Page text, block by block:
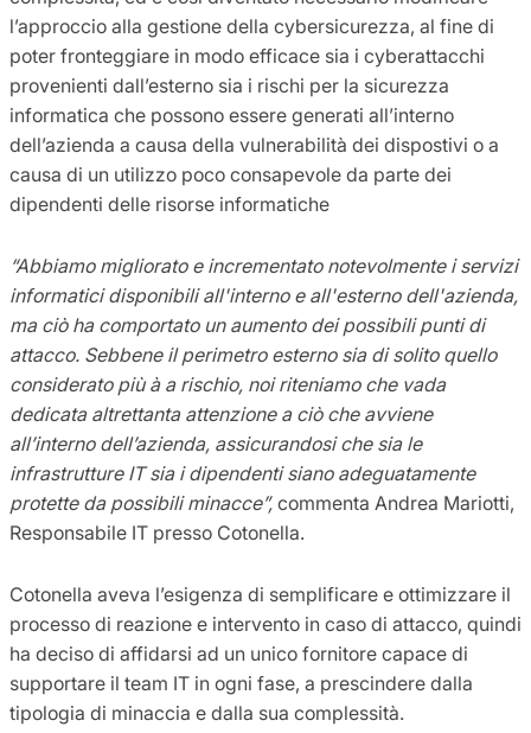
l’approccio alla gestione della cybersicurezza, al fine di
poter fronteggiare in modo efficace sia i cyberattacchi
provenienti dall’esterno sia i rischi per la sicurezza
informatica che possono essere generati all’interno
dell’azienda a causa della vulnerabilità dei dispostivi o a
causa di un utilizzo poco consapevole da parte dei
dipendenti delle risorse informatiche
“Abbiamo migliorato e incrementato notevolmente i servizi
informatici disponibili all'interno e all'esterno dell'azienda,
ma ciò ha comportato un aumento dei possibili punti di
attacco. Sebbene il perimetro esterno sia di solito quello
considerato più à a rischio, noi riteniamo che vada
dedicata altrettanta attenzione a ciò che avviene
all’interno dell’azienda, assicurandosi che sia le
infrastrutture IT sia i dipendenti siano adeguatamente
protette da possibili minacce”, commenta Andrea Mariotti,
Responsabile IT presso Cotonella.
Cotonella aveva l’esigenza di semplificare e ottimizzare il
processo di reazione e intervento in caso di attacco, quindi
ha deciso di affidarsi ad un unico fornitore capace di
supportare il team IT in ogni fase, a prescindere dalla
tipologia di minaccia e dalla sua complessità.